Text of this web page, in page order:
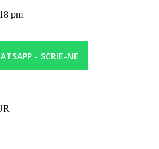
pm
- SCRIE-NE